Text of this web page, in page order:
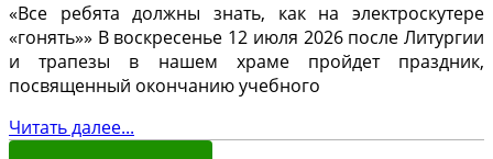
«Все ребята должны знать, как на электроскутере
«гонять»» В воскресенье 12 июля 2026 после Литургии
и трапезы в нашем храме пройдет праздник,
посвященный окончанию учебного
Читать далее...